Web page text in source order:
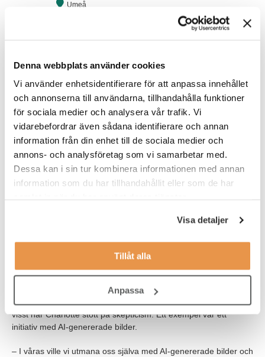
Denna webbplats använder cookies
Vi använder enhetsidentifierare för att anpassa innehållet
och annonserna till användarna, tillhandahålla funktioner
för sociala medier och analysera vår trafik. Vi
vidarebefordrar även sådana identifierare och annan
information från din enhet till de sociala medier och
annons- och analysföretag som vi samarbetar med.
Dessa kan i sin tur kombinera informationen med annan
information som du har tillhandahållit eller som de har
Visa detaljer
Tillåt alla
Anpassa
Umeå
Bryter ny mark
Vad är Charlottes lärdomar
när det kommer till att arbeta
med AI och nya digitala
verktyg?
– Först och främst gäller det
att ha ett öppet sinne. Det är
lär sig algoritmerna av våra förfrågningar. Därför använder vi
aldrig känslig data, varken personuppgifter eller bolagskänsliga
dela med sig av det mest sårbara.
Riskerna med artificiell intelligens är idag vida omtalade och
visst har Charlotte stött på skepticism. Ett exempel var ett
initiativ med AI-genererade bilder.
– I våras ville vi utmana oss själva med AI-genererade bilder och